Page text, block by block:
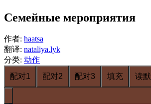
Семейные мероприятия
作者: haatsa
翻译: nataliya.lyk
分类: 动作
配对1
配对2 配对3 填充 读默